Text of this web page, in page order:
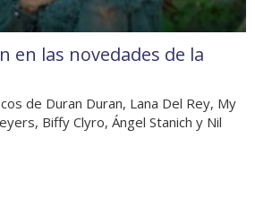
en las novedades de la
de Duran Duran, Lana Del Rey, My
Biffy Clyro, Ángel Stanich y Nil